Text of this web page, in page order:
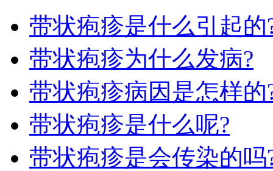
带状疱疹是什么引起的
带状疱疹为什么发病?
带状疱疹病因是怎样的
带状疱疹是什么呢?
带状疱疹是会传染的吗